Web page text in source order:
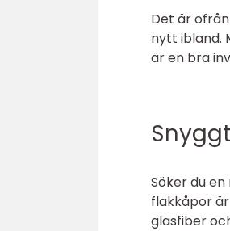
Det är
nytt ibland.
är en bra
Söker du
flakkåpor
glasfiber